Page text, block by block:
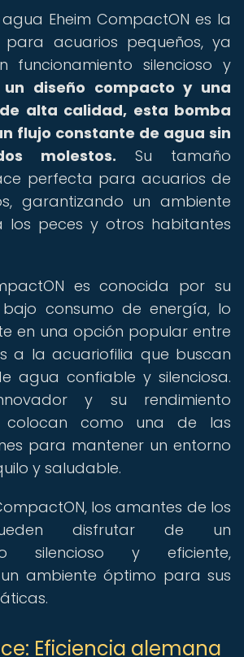
Eheim CompactON es la
para acuarios pequeños, ya
funcionamiento silencioso y
un diseño compacto y una
alta calidad, esta bomba
flujo constante de agua sin
molestos. Su tamaño
perfecta para acuarios de
garantizando un ambiente
los peces y otros habitantes
es conocida por su
consumo de energía, lo
en una opción popular entre
a la acuariofilia que buscan
agua confiable y silenciosa.
y su rendimiento
colocan como una de las
para mantener un entorno
y saludable.
los amantes de los
disfrutar de un
silencioso y eficiente,
ambiente óptimo para sus
Eficiencia alemana